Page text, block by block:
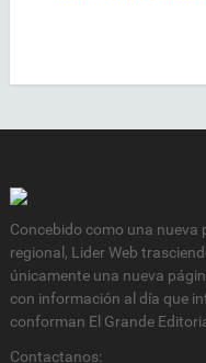
Concebido como una
regional, Lider Web
únicamente una nueva
con información al día que
conforman El Grande
Contactanos: